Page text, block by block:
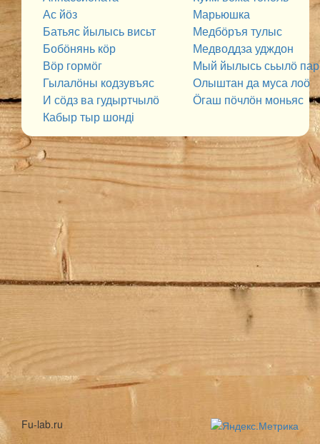
Ас йӧз
Батьяс йылысь висьт
Бобӧнянь кӧр
Вӧр гормӧг
Гылалӧны кодзувъяс
И сӧдз ва гудыртчылӧ
Кабыр тыр шонді
Марьюшка
Медбӧръя тулыс
Медводдза удждон
Мый йылысь сьылӧ
Олыштан да муса лоӧ
Ӧгаш пӧчлӧн моньяс
Fu-lab.ru